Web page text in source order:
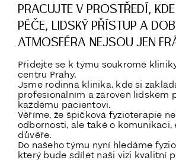
PRACUJTE V PROSTŘEDÍ,
PÉČE, LIDSKÝ PŘÍSTUP A
ATMOSFÉRA NEJSOU JEN
Přidejte se k týmu soukromé
centru Prahy.
Jsme rodinná klinika, kde si
profesionálním a zároveň lidském
každému pacientovi.
Věříme, že špičková fyzioterapie
odbornosti, ale také o komunikaci,
důvěře.
Do našeho týmu nyní hledáme
který bude sdílet naši vizi kvalitní